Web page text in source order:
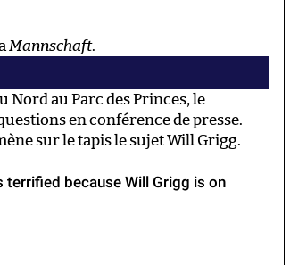
Mannschaft.
Nord au Parc des Princes, le
en conférence de presse.
sur le tapis le sujet Will Grigg.
because Will Grigg is on